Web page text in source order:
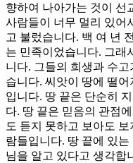
향하여 나아가는 것이 선
사람들이 너무 멀리 있어
고 불렀습니다. 백 여 년
는 민족이었습니다. 그래
니다. 그들의 희생과 수
습니다. 씨앗이 땅에 떨
입니다. 땅 끝은 단순히
다. 땅 끝은 믿음의 관점
도 듣지 못하고 보아도
람들입니다. 땅 끝에 있
님을 알고 있다고 생각합